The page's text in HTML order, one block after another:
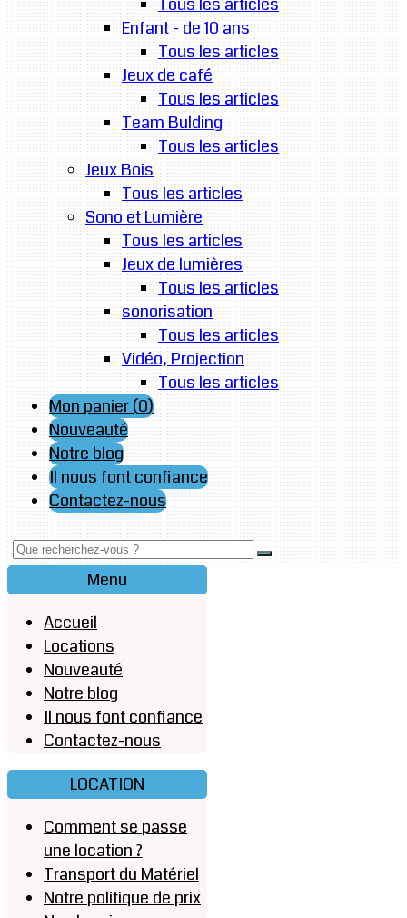
Tous les articles
Enfant - de 10 ans
Tous les articles
Jeux de café
Tous les articles
Team Bulding
Tous les articles
Jeux Bois
Tous les articles
Sono et Lumière
Tous les articles
Jeux de lumières
Tous les articles
sonorisation
Tous les articles
Vidéo, Projection
Tous les articles
Mon panier (0)
Nouveauté
Notre blog
Il nous font confiance
Contactez-nous
Menu
Accueil
Locations
Nouveauté
Notre blog
Il nous font confiance
Contactez-nous
LOCATION
Comment se passe
une location ?
Transport du Matériel
Notre politique de prix